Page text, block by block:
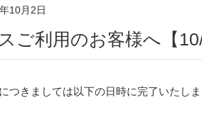
10月2日
ご利用のお客様へ【
つきましては以下の日時に完了いたしま